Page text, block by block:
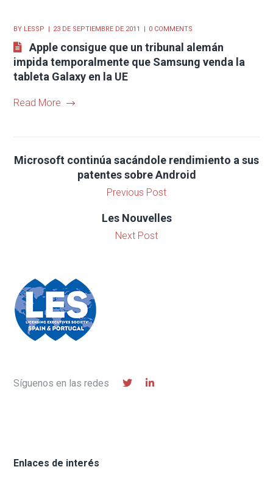
BY LESSP 23 DE SEPTIEMBRE DE 2011 0 COMMENTS
Apple consigue que un tribunal alemán
impida temporalmente que Samsung venda la
tableta Galaxy en la UE
Read More
Microsoft continúa sacándole rendimiento a sus
patentes sobre Android
Previous Post
Les Nouvelles
Next Post
Síguenos en las redes
Enlaces de interés